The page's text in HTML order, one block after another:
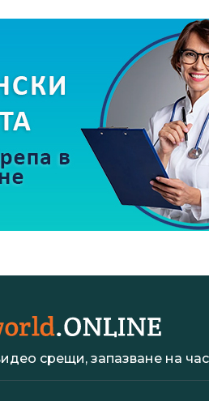
срещи, запазване на